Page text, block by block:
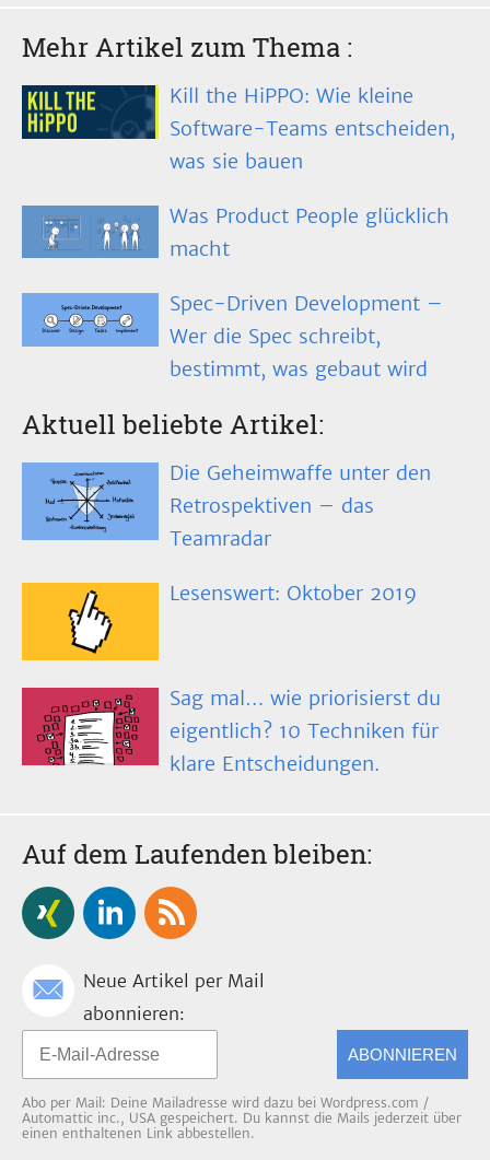
Mehr Artikel zum Thema :
Kill the HiPPO: Wie kleine
Software-Teams entscheiden,
was sie bauen
Was Product People glücklich
macht
Spec-Driven Development –
Wer die Spec schreibt,
bestimmt, was gebaut wird
Aktuell beliebte Artikel:
Die Geheimwaffe unter den
Retrospektiven – das
Teamradar
Lesenswert: Oktober 2019
Sag mal… wie priorisierst du
eigentlich? 10 Techniken für
klare Entscheidungen.
Auf dem Laufenden bleiben:
Neue Artikel per Mail
abonnieren:
ABONNIEREN
Abo per Mail: Deine Mailadresse wird dazu bei Wordpress.com /
Automattic inc., USA gespeichert. Du kannst die Mails jederzeit über
einen enthaltenen Link abbestellen.